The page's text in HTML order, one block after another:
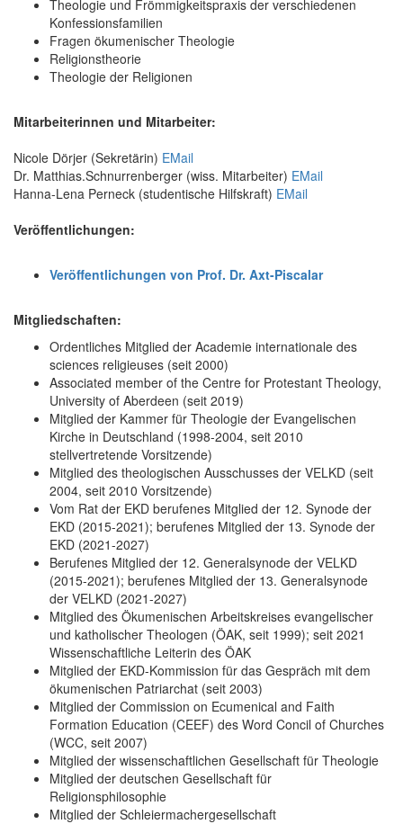
Theologie und Frömmigkeitspraxis der verschiedenen
Konfessionsfamilien
Fragen ökumenischer Theologie
Religionstheorie
Theologie der Religionen
Mitarbeiterinnen und Mitarbeiter:
Nicole Dörjer (Sekretärin) EMail
Dr. Matthias.Schnurrenberger (wiss. Mitarbeiter) EMail
Hanna-Lena Perneck (studentische Hilfskraft) EMail
Veröffentlichungen:
Veröffentlichungen von Prof. Dr. Axt-Piscalar
Mitgliedschaften:
Ordentliches Mitglied der Academie internationale des
sciences religieuses (seit 2000)
Associated member of the Centre for Protestant Theology,
University of Aberdeen (seit 2019)
Mitglied der Kammer für Theologie der Evangelischen
Kirche in Deutschland (1998-2004, seit 2010
stellvertretende Vorsitzende)
Mitglied des theologischen Ausschusses der VELKD (seit
2004, seit 2010 Vorsitzende)
Vom Rat der EKD berufenes Mitglied der 12. Synode der
EKD (2015-2021); berufenes Mitglied der 13. Synode der
EKD (2021-2027)
Berufenes Mitglied der 12. Generalsynode der VELKD
(2015-2021); berufenes Mitglied der 13. Generalsynode
der VELKD (2021-2027)
Mitglied des Ökumenischen Arbeitskreises evangelischer
und katholischer Theologen (ÖAK, seit 1999); seit 2021
Wissenschaftliche Leiterin des ÖAK
Mitglied der EKD-Kommission für das Gespräch mit dem
ökumenischen Patriarchat (seit 2003)
Mitglied der Commission on Ecumenical and Faith
Formation Education (CEEF) des Word Concil of Churches
(WCC, seit 2007)
Mitglied der wissenschaftlichen Gesellschaft für Theologie
Mitglied der deutschen Gesellschaft für
Religionsphilosophie
Mitglied der Schleiermachergesellschaft